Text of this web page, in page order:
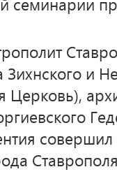
Зихнского и
Церковь),